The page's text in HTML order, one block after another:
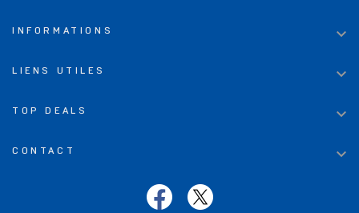
INFORMATIONS 
LIENS UTILES 
TOP DEALS 
CONTACT 